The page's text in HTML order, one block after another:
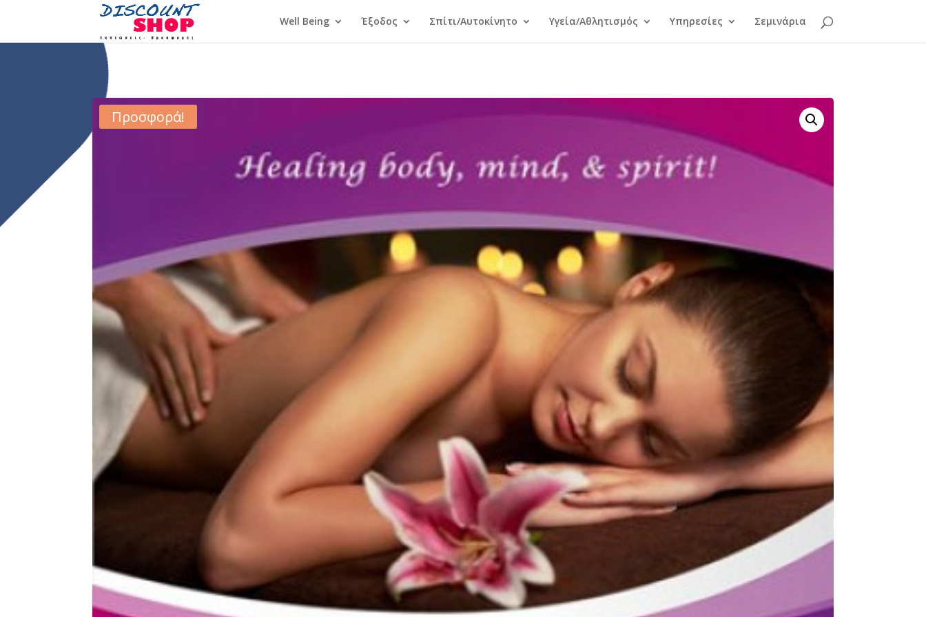
Well Being Έξοδος Σπίτι/Αυτοκίνητο Υγεία/Αθλητισμός Υπηρεσίες Σεμινάρια
Προσφορά!